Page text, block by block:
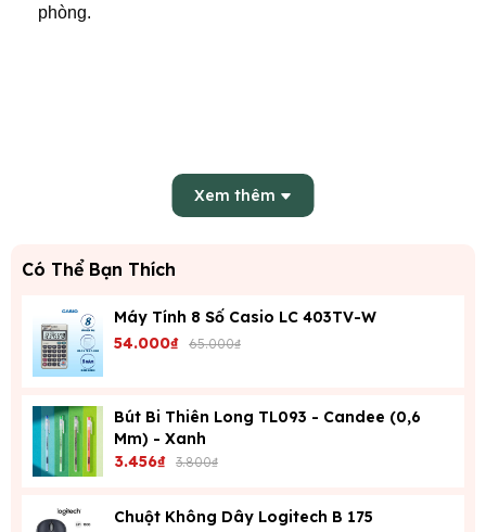
phòng.
Xem thêm
Có Thể Bạn Thích
Máy Tính 8 Số Casio LC 403TV-W
54.000₫ 65.000₫
Bút Bi Thiên Long TL093 - Candee (0,6
Mm) - Xanh
3.456₫ 3.800₫
Chuột Không Dây Logitech B 175